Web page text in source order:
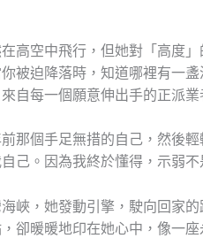
高空中飛行，但她對「高度
被迫降落時，知道哪裡有一
自每一個願意伸出手的正派業
那個手足無措的自己，然後
己。因為我終於懂得，示弱
峽，她發動引擎，駛向回家
卻暖暖地印在她心中，像一座